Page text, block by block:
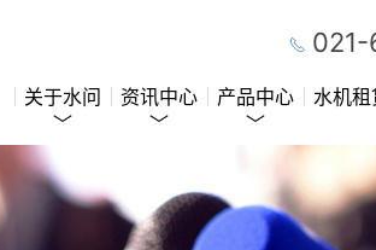
关于水问 资讯中心 产品中心 水机租